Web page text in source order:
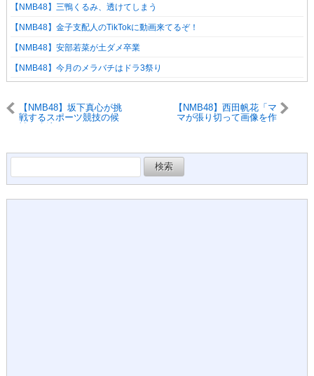
【NMB48】三鴨くるみ、透けてしまう
【NMB48】金子支配人のTikTokに動画来てるぞ！
【NMB48】安部若菜が土ダメ卒業
【NMB48】今月のメラバチはドラ3祭り
【NMB48】坂下真心が挑
戦するスポーツ競技の候
【NMB48】西田帆花「マ
マが張り切って画像を作
索: